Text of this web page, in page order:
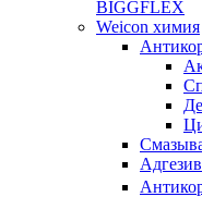
BIGGFLEX
Weicon химия